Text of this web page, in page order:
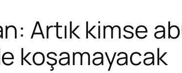
Artık kimse
koşamayacak